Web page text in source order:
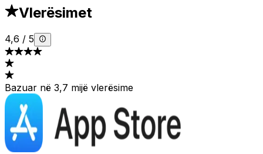
Vlerësimet
4,6 / 5
Bazuar në 3,7 mijë vlerësime